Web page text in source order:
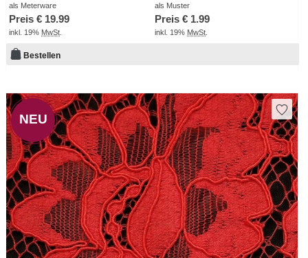
als Meterware
Preis € 19.99
inkl. 19% MwSt
als Muster
Preis € 1.99
inkl. 19% MwSt
Bestellen
NEU